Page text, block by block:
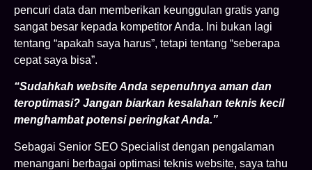
pencuri data dan memberikan keunggulan gratis yang
sangat besar kepada kompetitor Anda. Ini bukan lagi
tentang “apakah saya harus”, tetapi tentang “seberapa
cepat saya bisa”.
“Sudahkah website Anda sepenuhnya aman dan
teroptimasi? Jangan biarkan kesalahan teknis kecil
menghambat potensi peringkat Anda.”
Sebagai Senior SEO Specialist dengan pengalaman
menangani berbagai optimasi teknis website, saya tahu